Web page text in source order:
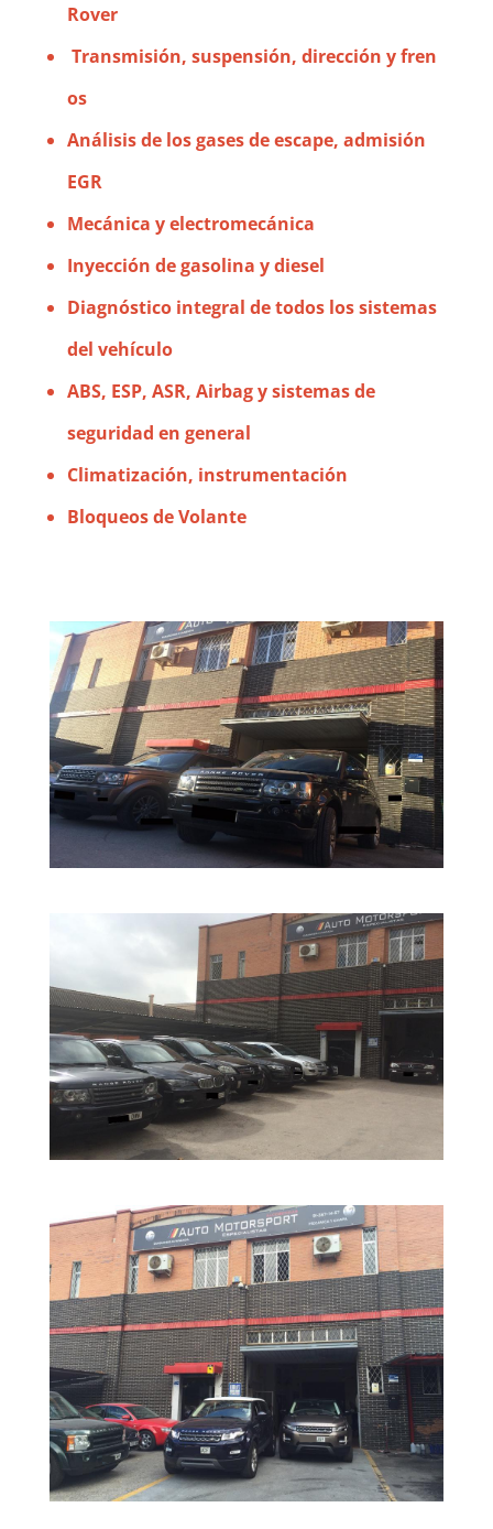
Rover
Transmisión, suspensión, dirección yfren
os
Análisis de losgases de escape, admisión
EGR
Mecánica y electromecánica
Inyección de gasolina y diesel
Diagnóstico integral de todos los sistemas
del vehículo
ABS, ESP, ASR, Airbagysistemas de
seguridad en general
Climatización, instrumentación
Bloqueos de Volante